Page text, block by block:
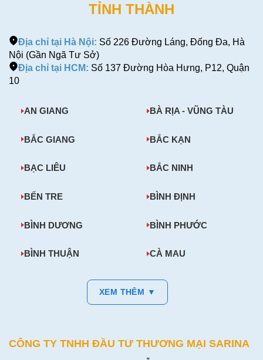
TỈNH THÀNH
Địa chỉ tại Hà Nội: Số 226 Đường Láng, Đống Đa, Hà
Nội (Gần Ngã Tư Sở)
Địa chỉ tại HCM: Số 137 Đường Hòa Hưng, P12, Quận
10
AN GIANG BÀ RỊA - VŨNG TÀU
BẮC GIANG BẮC KẠN
BẠC LIÊU BẮC NINH
BẾN TRE BÌNH ĐỊNH
BÌNH DƯƠNG BÌNH PHƯỚC
BÌNH THUẬN CÀ MAU
XEM THÊM ▼
CÔNG TY TNHH ĐẦU TƯ THƯƠNG MẠI SARINA